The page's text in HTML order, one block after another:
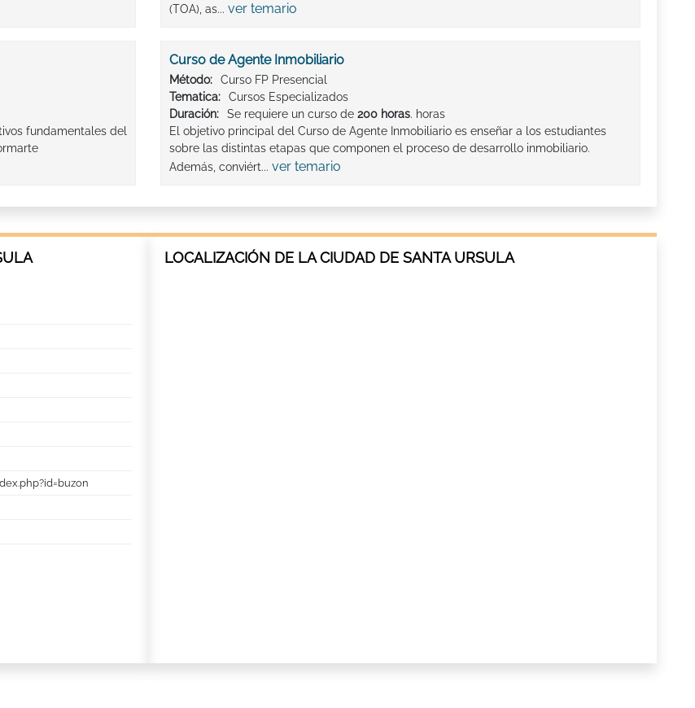
(TOA), as... ver temario
fundamentales del
Curso de Agente Inmobiliario
Método:
Curso FP Presencial
Tematica:
Cursos Especializados
Duración:
Se requiere un curso de 200 horas. horas
El objetivo principal del Curso de Agente Inmobiliario es enseñar a los estudiantes
sobre las distintas etapas que componen el proceso de desarrollo inmobiliario.
Además, conviért... ver temario
LOCALIZACIÓN DE LA CIUDAD DE SANTA URSULA